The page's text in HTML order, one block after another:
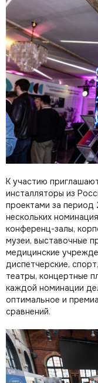
К участию
инсталляторы из
проектами за период
нескольких
конференц-залы,
музеи, выставочные
медицинские
диспетчерские,
театры, концертные
каждой номинации
оптимальное и
сравнений.